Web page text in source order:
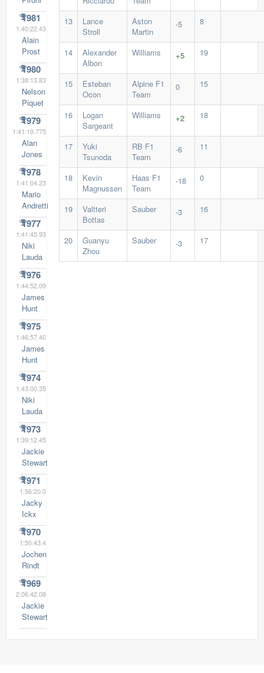
1981
1:40:22.43
Alain
Prost
1980
1:38:13.83
Nelson
Piquet
1979
1:41:19.775
Alan
Jones
1978
1:41:04.23
Mario
Andretti
1977
1:41:45.93
Niki
Lauda
1976
1:44:52.09
James
Hunt
1975
1:46:57.40
James
Hunt
1974
1:43:00.35
Niki
Lauda
1973
1:39:12.45
Jackie
Stewart
1971
1:56:20.0
Jacky
Ickx
1970
1:50:43.4
Jochen
Rindt
1969
2:06:42.08
Jackie
Stewart
13
Lance
Stroll
Aston
Martin
-5 8
14
Alexander
Albon
Williams +5 19
15
Esteban
Ocon
Alpine F1
Team
0 15
16
Logan
Sargeant
Williams +2 18
17
Yuki
Tsunoda
RB F1
Team
-6 11
18
Kevin
Magnussen
Haas F1
Team
-18 0
19
Valtteri
Bottas
Sauber -3 16
20
Guanyu
Zhou
Sauber -3 17